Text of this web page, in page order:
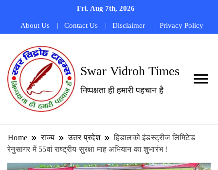
Fri. Aug 7th, 2026
About Us Contact Us Disclaimer Privacy Policy
Swar Vidroh Times
निष्पक्षता ही हमारी पहचान है
Home राज्य उत्तर प्रदेश
हिंडालको इंडस्ट्रीज लिमिटेड
रेनुसागर में 55वां राष्ट्रीय सुरक्षा माह अभियान का शुभारंभ !